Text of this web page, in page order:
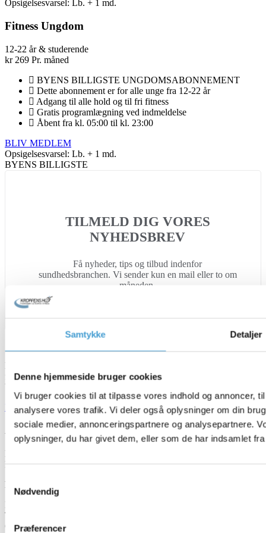
Samtykke Detaljer
Denne hjemmeside bruger cookies
Vi bruger cookies til at tilpasse vores indhold og annoncer,
analysere vores trafik. Vi deler også oplysninger om din
sociale medier, annonceringspartnere og analysepartnere.
oplysninger, du har givet dem, eller som de har indsamlet
Samtykkevalg
Nødvendig
Præferencer
Opsigelsesvarsel: Lb. + 1 md.
Fitness Ungdom
12-22 år & studerende
kr 269 Pr. måned
BYENS BILLIGSTE UNGDOMSABONNEMENT
Dette abonnement er for alle unge fra 12-22 år
Adgang til alle hold og til fri fitness
Gratis programlægning ved indmeldelse
Åbent fra kl. 05:00 til kl. 23:00
BLIV MEDLEM
Opsigelsesvarsel: Lb. + 1 md.
BYENS BILLIGSTE
TILMELD DIG VORES
NYHEDSBREV
Få nyheder, tips og tilbud indenfor
sundhedsbranchen. Vi sender kun en mail eller to om
måneden.
Kroppens Hus er et sundhedshus der både fungerer som klinik
for fysioterapi, behandlingssted med osteopati, samt fitnesscenter og
bevægelsestræning.
Icon-facebook Instagram Youtube
Åbningstider
Mandag – Fredag: 5.00 – 23.00
Lørdag & Søndag: 5.00 – 23.00
Personlig betjening og vejledning:
Mandag: 08.00 – 17.00
Tirsdag: 08.00 – 15.00
Onsdag: 08.00 – 15.00